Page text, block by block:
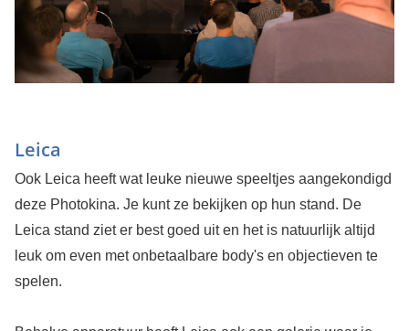
Leica
Ook Leica heeft wat leuke nieuwe speeltjes aangekondigd
deze Photokina. Je kunt ze bekijken op hun stand. De
Leica stand ziet er best goed uit en het is natuurlijk altijd
leuk om even met onbetaalbare body's en objectieven te
spelen.